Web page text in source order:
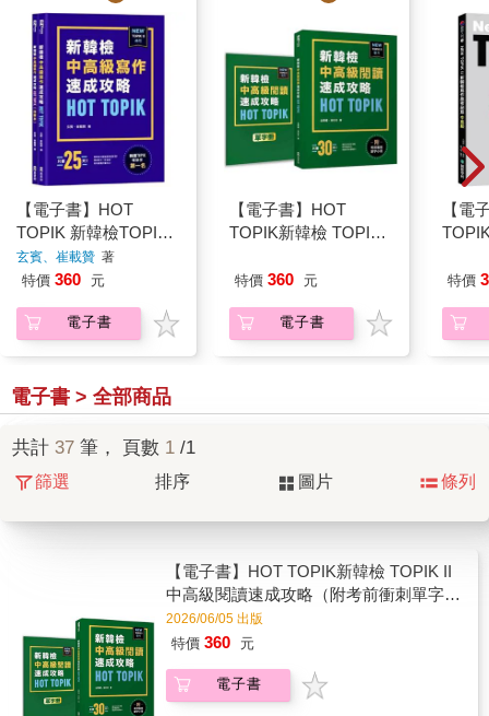
【電子書】HOT
TOPIK 新韓檢TOPIK
II
玄賓、崔載贊 著
特價 360 元
電子書
【電子書】HOT
TOPIK新韓檢 TOPIK
（附考前衝刺單字小
特價 360 元
電子書
【電
特價
電子書 > 全部商品
共計 37 筆， 頁數 1 /1
篩選 排序 圖片 條列
【電子書】HOT TOPIK新韓檢 TOPIK II
中高級閱讀速成攻略（附考前衝刺單字小
冊）
2026/06/05 出版
特價 360 元
電子書